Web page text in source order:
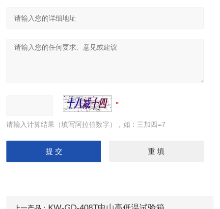
请输入计算结果（填写阿拉伯数字），如：三加四=7